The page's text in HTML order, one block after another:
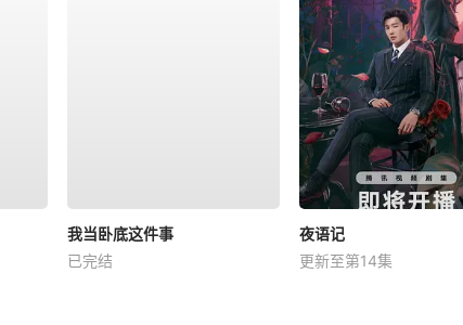
我当卧底这件事
已完结
夜语记
更新至第14集